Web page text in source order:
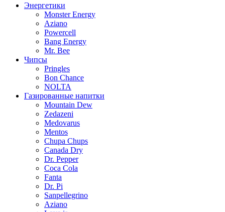
Энергетики
Monster Energy
Aziano
Powercell
Bang Energy
Mr. Bee
Чипсы
Pringles
Bon Chance
NOLTA
Газированные напитки
Mountain Dew
Zedazeni
Medovarus
Mentos
Chupa Chups
Canada Dry
Dr. Pepper
Coca Cola
Fanta
Dr. Pi
Sanpellegrino
Aziano